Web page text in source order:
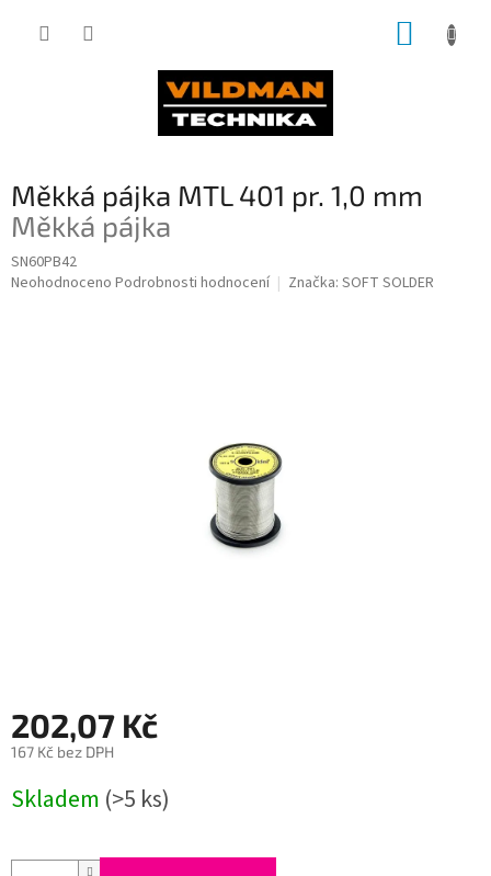
Měkká pájka MTL 401 pr. 1,0 mm
Měkká pájka
SN60PB42
Průměrné
Neohodnoceno Podrobnosti hodnocení Značka: SOFT SOLDER
202,07 Kč
167 Kč bez DPH
cena:
Skladem (>5 ks)